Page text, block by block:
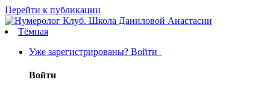
Перейти к публикации
Тёмная
Уже зарегистрированы? Войти
Войти